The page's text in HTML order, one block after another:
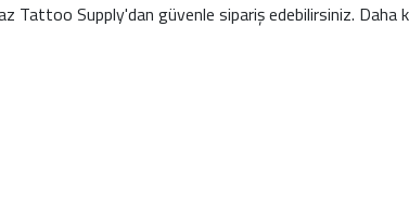
Tattoo Supply'dan güvenle sipariş edebilirsiniz. Daha